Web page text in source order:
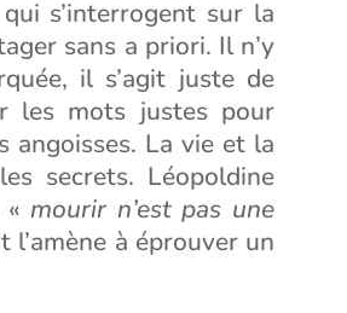
s’interrogent sur la
sans a priori. Il n’y
il s’agit juste de
les mots justes pour
angoisses. La vie et la
secrets. Léopoldine
mourir n’est pas une
l’amène à éprouver un